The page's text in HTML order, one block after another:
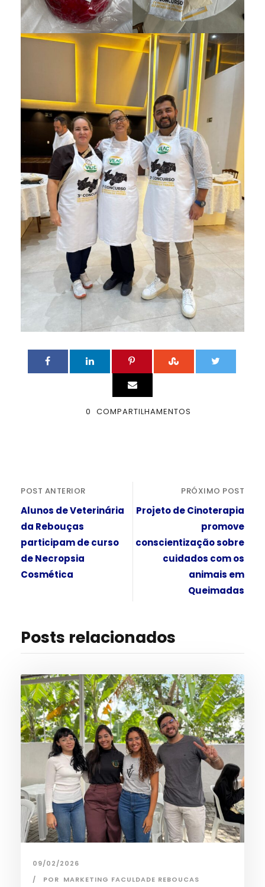
0 COMPARTILHAMENTOS
POST ANTERIOR
Alunos de Veterinária
da Rebouças
participam de curso
de Necropsia
Cosmética
PRÓXIMO POST
Projeto de Cinoterapia
promove
conscientização sobre
cuidados com os
animais em
Queimadas
Posts relacionados
09/02/2026
POR MARKETING FACULDADE REBOUCAS